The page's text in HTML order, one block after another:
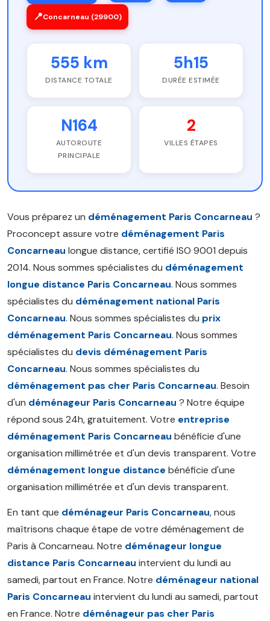
📍Concarneau (29900)
555 km
DISTANCE TOTALE
5h15
DURÉE ESTIMÉE
N164
AUTOROUTE
PRINCIPALE
2
VILLES ÉTAPES
Vous préparez un déménagement Paris Concarneau ?
Proconcept assure votre déménagement Paris
Concarneau longue distance, certifié ISO 9001 depuis
2014. Nous sommes spécialistes du déménagement
longue distance Paris Concarneau. Nous sommes
spécialistes du déménagement national Paris
Concarneau. Nous sommes spécialistes du prix
déménagement Paris Concarneau. Nous sommes
spécialistes du devis déménagement Paris
Concarneau. Nous sommes spécialistes du
déménagement pas cher Paris Concarneau. Besoin
d'un déménageur Paris Concarneau ? Notre équipe
répond sous 24h, gratuitement. Votre entreprise
déménagement Paris Concarneau bénéficie d'une
organisation millimétrée et d'un devis transparent. Votre
déménagement longue distance bénéficie d'une
organisation millimétrée et d'un devis transparent.
En tant que déménageur Paris Concarneau, nous
maîtrisons chaque étape de votre déménagement de
Paris à Concarneau. Notre déménageur longue
distance Paris Concarneau intervient du lundi au
samedi, partout en France. Notre déménageur national
Paris Concarneau intervient du lundi au samedi, partout
en France. Notre déménageur pas cher Paris